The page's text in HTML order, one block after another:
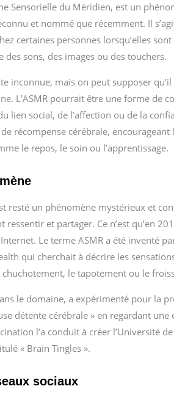
Sensorielle du Méridien, est un
et nommé que récemment. Il
certaines personnes lorsqu’elles
sons, des images ou des touchers.
inconnue, mais on peut supposer qu’il
L’ASMR pourrait être une forme de
lien social, de l’affection ou de la
récompense cérébrale,
le repos, le soin ou l’apprentissage.
resté un phénomène mystérieux et
et partager. Ce n’est qu’en
Le terme ASMR a été inventé
qui cherchait à décrire les
le tapotement ou le
le domaine, a expérimenté pour la
détente cérébrale » en regardant une
l’a conduit à créer l’Université de
« Brain Tingles ».
sociaux